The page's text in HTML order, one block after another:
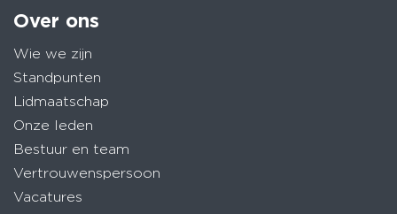
Over ons
Wie we zijn
Standpunten
Lidmaatschap
Onze leden
Bestuur en team
Vertrouwenspersoon
Vacatures